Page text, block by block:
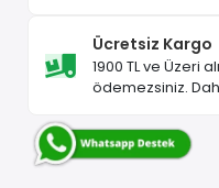
Ücretsiz Kargo
1900 TL ve Üzeri
ödemezsiniz.